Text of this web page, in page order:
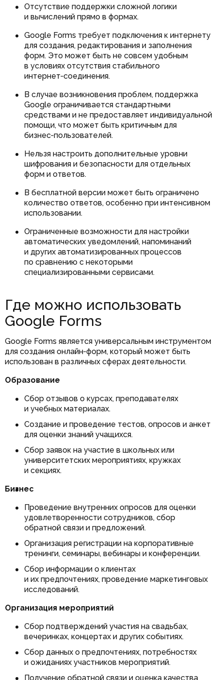
Отсутствие поддержки сложной логики
и вычислений прямо в формах.
Google Forms требует подключения к интернету
для создания, редактирования и заполнения
форм. Это может быть не совсем удобным
в условиях отсутствия стабильного
интернет‑соединения.
В случае возникновения проблем, поддержка
Google ограничивается стандартными
средствами и не предоставляет индивидуальной
помощи, что может быть критичным для
бизнес‑пользователей.
Нельзя настроить дополнительные уровни
шифрования и безопасности для отдельных
форм и ответов.
В бесплатной версии может быть ограничено
количество ответов, особенно при интенсивном
использовании.
Ограниченные возможности для настройки
автоматических уведомлений, напоминаний
и других автоматизированных процессов
по сравнению с некоторыми
специализированными сервисами.
Где можно использовать
Google Forms
Google Forms является универсальным инструментом
для создания онлайн‑форм, который может быть
использован в различных сферах деятельности.
Образование
Сбор отзывов о курсах, преподавателях
и учебных материалах.
Создание и проведение тестов, опросов и анкет
для оценки знаний учащихся.
Сбор заявок на участие в школьных или
университетских мероприятиях, кружках
и секциях.
Бизнес
Проведение внутренних опросов для оценки
удовлетворенности сотрудников, сбор
обратной связи и предложений.
Организация регистрации на корпоративные
тренинги, семинары, вебинары и конференции.
Сбор информации о клиентах
и их предпочтениях, проведение маркетинговых
исследований.
Организация мероприятий
Сбор подтверждений участия на свадьбах,
вечеринках, концертах и других событиях.
Сбор данных о предпочтениях, потребностях
и ожиданиях участников мероприятий.
Получение обратной связи и оценка качества